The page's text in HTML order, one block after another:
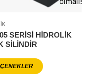
SERİSİ HİDROLİK
SİLİNDİR